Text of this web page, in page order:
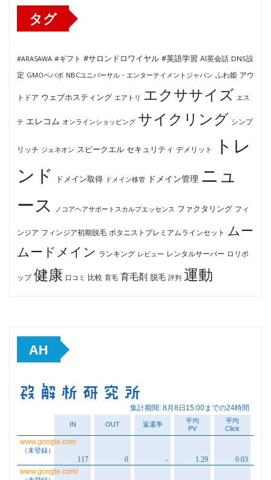
タグ
#ARASAWA #ギフト #サロンドロワイヤル #英語学習 AI英会話 DNS設
定 GMOペパボ NBCユニバーサル・エンターテイメントジャパン ふわ姫 アウ
トドア ウェブホスティング エアトリ エクササイズ エス
テ エレコム オンラインショッピング サイクリング シンプ
リッチ ジェネオン スピークエル セキュリティ デメリット
トレ
ンド
ドメイン取得 ドメイン移管 ドメイン管理 ニュ
ース
ノコアヘアサポートスカルプエッセンス ファクタリング フィ
ンジア フィンジア初期脱毛 ボタニストプレミアムラインセット ムー
ムードメイン ランキング レビュー レンタルサーバー ロリポ
ップ 健康 口コミ 比較 育毛 育毛剤 脱毛 評判 運動
AH